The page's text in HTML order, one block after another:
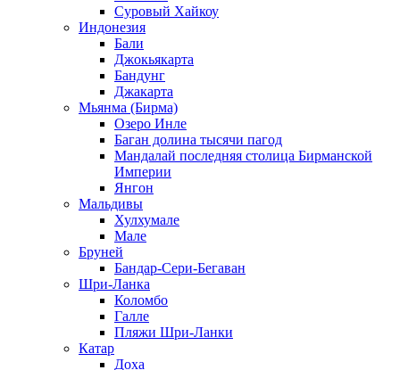
Суровый Хайкоу
Индонезия
Бали
Джокьякарта
Бандунг
Джакарта
Мьянма (Бирма)
Озеро Инле
Баган долина тысячи пагод
Мандалай последняя столица Бирманской
Империи
Янгон
Мальдивы
Хулхумале
Мале
Бруней
Бандар-Сери-Бегаван
Шри-Ланка
Коломбо
Галле
Пляжи Шри-Ланки
Катар
Доха